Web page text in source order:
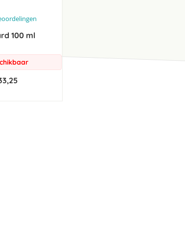
100 ml